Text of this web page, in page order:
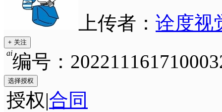
上传者： 诠度视
+ 关注
编号：
ai
选择授权
授权|合同